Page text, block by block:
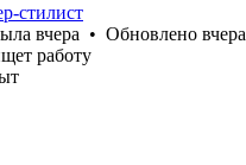
стилист
вчера • Обновлено вчера
работу